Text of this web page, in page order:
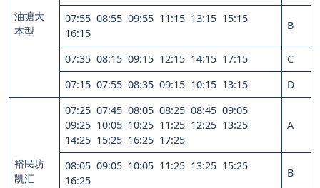
油塘大
本型
07:55 08:55 09:55 11:15 13:15 15:15
16:15
B
07:35 08:15 09:15 12:15 14:15 17:15
C
07:15 07:55 08:35 09:15 10:15 13:15
D
裕民坊
凯汇
07:25 07:45 08:05 08:25 08:45 09:05
09:25 10:05 10:25 11:25 12:25 13:25
14:25 15:25 16:25 17:25
A
08:05 09:05 10:05 11:25 13:25 15:25
16:25
B